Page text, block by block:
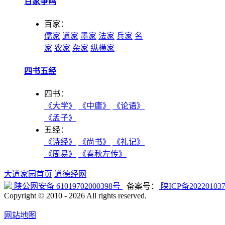
百家：
儒家 道家 墨家 法家 兵家 名
家 农家 杂家 纵横家
四书五经
四书：
《大学》
《中庸》
《论语》
《孟子》
五经：
《诗经》
《尚书》
《礼记》
《周易》
《春秋左传》
大道家园首页 道德经网
陕公网安备 61019702000398号
备案号：
陕ICP备
Copyright © 2010 - 2026 All rights reserved.
网站地图